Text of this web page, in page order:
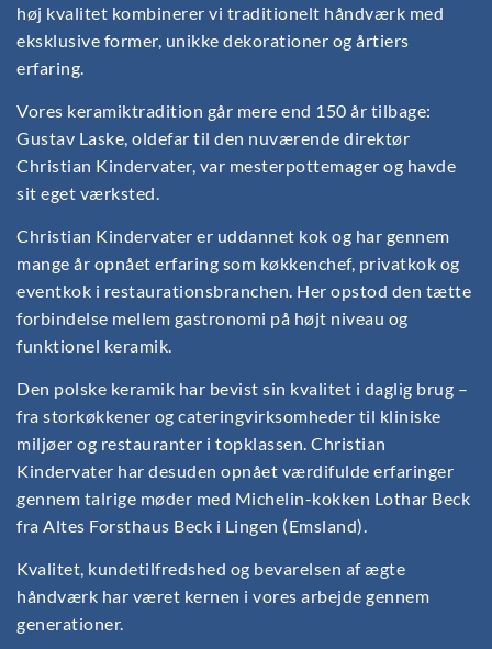
høj kvalitet kombinerer vi traditionelt håndværk med
eksklusive former, unikke dekorationer og årtiers
erfaring.
Vores keramiktradition går mere end 150 år tilbage:
Gustav Laske, oldefar til den nuværende direktør
Christian Kindervater, var mesterpottemager og havde
sit eget værksted.
Christian Kindervater er uddannet kok og har gennem
mange år opnået erfaring som køkkenchef, privatkok og
eventkok i restaurationsbranchen. Her opstod den tætte
forbindelse mellem gastronomi på højt niveau og
funktionel keramik.
Den polske keramik har bevist sin kvalitet i daglig brug –
fra storkøkkener og cateringvirksomheder til kliniske
miljøer og restauranter i topklassen. Christian
Kindervater har desuden opnået værdifulde erfaringer
gennem talrige møder med Michelin-kokken Lothar Beck
fra Altes Forsthaus Beck i Lingen (Emsland).
Kvalitet, kundetilfredshed og bevarelsen af ægte
håndværk har været kernen i vores arbejde gennem
generationer.